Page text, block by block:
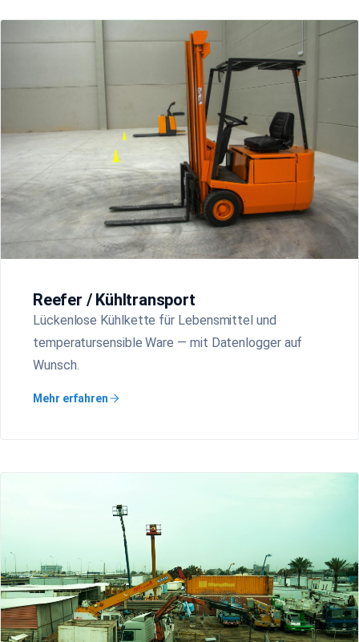
Reefer / Kühltransport
Lückenlose Kühlkette für Lebensmittel und
temperatursensible Ware — mit Datenlogger auf
Wunsch.
Mehr erfahren